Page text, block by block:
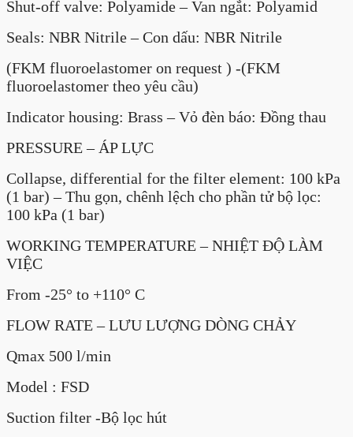
Shut-off valve: Polyamide – Van ngắt: Polyamid
Seals: NBR Nitrile – Con dấu: NBR Nitrile
(FKM fluoroelastomer on request ) -(FKM
fluoroelastomer theo yêu cầu)
Indicator housing: Brass – Vỏ đèn báo: Đồng thau
PRESSURE – ÁP LỰC
Collapse, differential for the filter element: 100 kPa
(1 bar) – Thu gọn, chênh lệch cho phần tử bộ lọc:
100 kPa (1 bar)
WORKING TEMPERATURE – NHIỆT ĐỘ LÀM
VIỆC
From -25° to +110° C
FLOW RATE – LƯU LƯỢNG DÒNG CHẢY
Qmax 500 l/min
Model : FSD
Suction filter -Bộ lọc hút